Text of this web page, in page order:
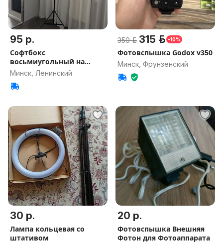
95 р.
Софтбокс
восьмиугольный на
стойке Grifon-2000
Минск, Ленинский
350 р. 315 р. -10%
Фотовспышка Godox v350
Минск, Фрунзенский
30 р.
Лампа кольцевая со
штативом
20 р.
Фотовспышка Внешняя
Фотон для Фотоаппарата